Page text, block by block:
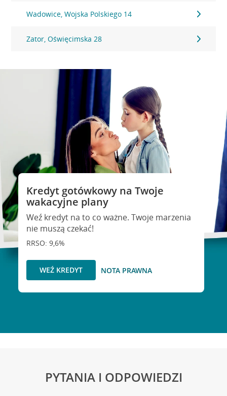
Wadowice, Wojska Polskiego 14
Zator, Oświęcimska 28
Kredyt gotówkowy na Twoje
wakacyjne plany
Weź kredyt na to co ważne. Twoje marzenia
nie muszą czekać!
RRSO: 9,6%
WEŹ KREDYT NOTA PRAWNA
PYTANIA I ODPOWIEDZI